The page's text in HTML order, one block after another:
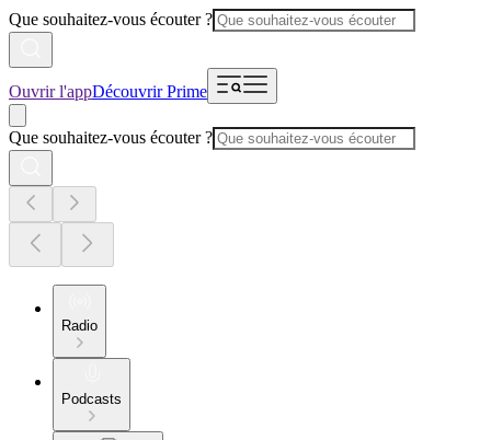
Que souhaitez-vous écouter ?
Ouvrir l'appDécouvrir Prime
Que souhaitez-vous écouter ?
Radio
Podcasts